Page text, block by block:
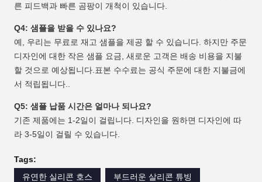
른 피드백과 빠른 곰팡이 개척이 있습니다.
Q4: 샘플을 받을 수 있나요?
예, 우리는 무료로 재고 샘플을 제공 할 수 있습니다. 하지만 주문
디자인에 대한 작은 샘플 요금, 새로운 고객은 배송 비용을 지불
할 것으로 예상됩니다.표본 수수료는 공식 주문에 대한 지불금에
서 적립됩니다..
Q5: 샘플 납품 시간은 얼마나 되나요?
기존 제품에는 1-2일이 걸립니다. 디자인을 원하면 디자인에 따
라 3-5일이 걸릴 수 있습니다.
Tags:
유연한 실리콘 호스
부드러운 살리콘 튜빙